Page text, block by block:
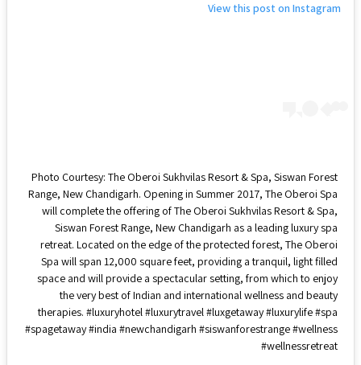
View this post on Instagram
Photo Courtesy: The Oberoi Sukhvilas Resort & Spa, Siswan Forest
Range, New Chandigarh. Opening in Summer 2017, The Oberoi Spa
will complete the offering of The Oberoi Sukhvilas Resort & Spa,
Siswan Forest Range, New Chandigarh as a leading luxury spa
retreat. Located on the edge of the protected forest, The Oberoi
Spa will span 12,000 square feet, providing a tranquil, light filled
space and will provide a spectacular setting, from which to enjoy
the very best of Indian and international wellness and beauty
therapies. #luxuryhotel #luxurytravel #luxgetaway #luxurylife #spa
#spagetaway #india #newchandigarh #siswanforestrange #wellness
#wellnessretreat